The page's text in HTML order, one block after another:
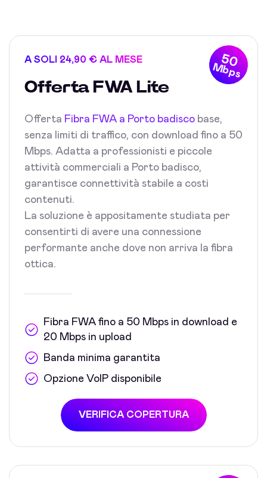
50
Mbps
A SOLI 24,90 € AL MESE
Offerta FWA Lite
Offerta Fibra FWA a Porto badisco base,
senza limiti di traffico, con download fino a 50
Mbps. Adatta a professionisti e piccole
attività commerciali a Porto badisco,
garantisce connettività stabile a costi
contenuti.
La soluzione è appositamente studiata per
consentirti di avere una connessione
performante anche dove non arriva la fibra
ottica.
Fibra FWA fino a 50 Mbps in download e
20 Mbps in upload
Banda minima garantita
Opzione VoIP disponibile
VERIFICA COPERTURA